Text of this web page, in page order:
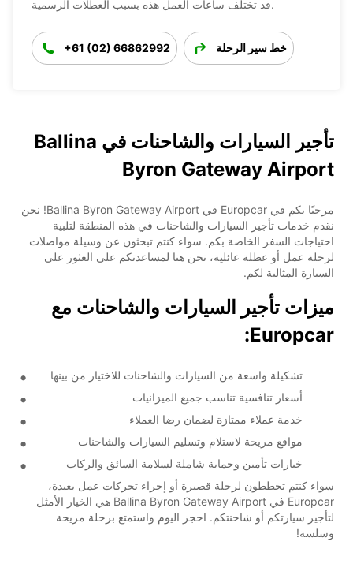
قد تختلف ساعات العمل هذه بسبب العطلات الرسمية.
+61 (02) 66862992 خط سير الرحلة
تأجير السيارات والشاحنات في Ballina
Byron Gateway Airport
مرحبًا بكم في Europcar في Ballina Byron Gateway Airport! نحن
نقدم خدمات تأجير السيارات والشاحنات في هذه المنطقة لتلبية
احتياجات السفر الخاصة بكم. سواء كنتم تبحثون عن وسيلة مواصلات
لرحلة عمل أو عطلة عائلية، نحن هنا لمساعدتكم على العثور على
السيارة المثالية لكم.
ميزات تأجير السيارات والشاحنات مع
Europcar:
تشكيلة واسعة من السيارات والشاحنات للاختيار من بينها
أسعار تنافسية تناسب جميع الميزانيات
خدمة عملاء ممتازة لضمان رضا العملاء
مواقع مريحة لاستلام وتسليم السيارات والشاحنات
خيارات تأمين وحماية شاملة لسلامة السائق والركاب
سواء كنتم تخططون لرحلة قصيرة أو إجراء تحركات عمل بعيدة،
Europcar في Ballina Byron Gateway Airport هي الخيار الأمثل
لتأجير سيارتكم أو شاحنتكم. احجز اليوم واستمتع برحلة مريحة
وسلسة!